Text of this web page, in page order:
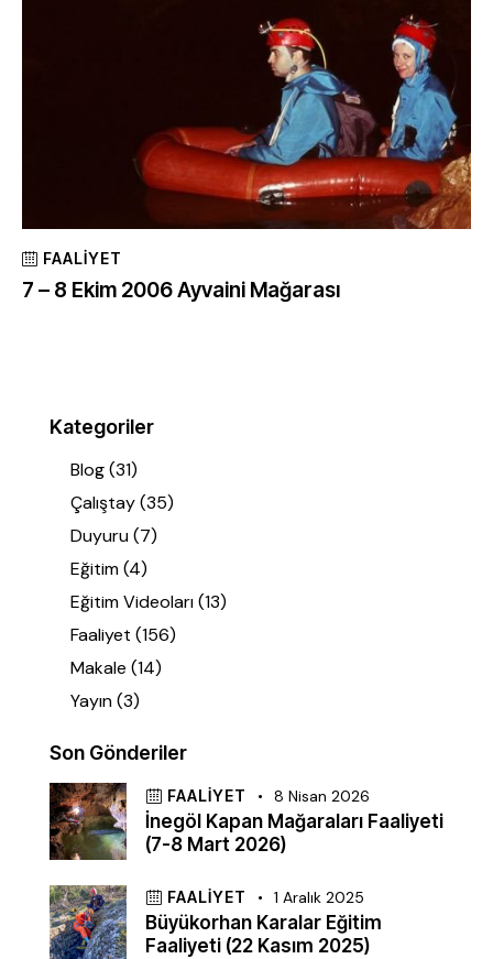
FAALIYET
7 – 8 Ekim 2006 Ayvaini Mağarası
Kategoriler
Blog(31)
Çalıştay(35)
Duyuru(7)
Eğitim(4)
Eğitim Videoları(13)
Faaliyet (156)
Makale (14)
Yayın(3)
Son Gönderiler
FAALIYET 8 Nisan 2026
İnegöl Kapan Mağaraları Faaliyeti
(7-8 Mart 2026)
FAALIYET 1 Aralık 2025
Büyükorhan Karalar Eğitim
Faaliyeti (22 Kasım 2025)